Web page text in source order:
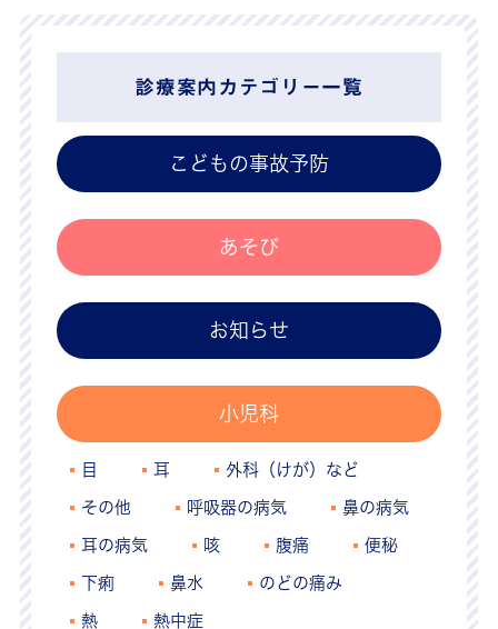
診療案内カテゴリー一覧
こどもの事故予防
あそび
お知らせ
小児科
目 耳 外科（けが）など
その他 呼吸器の病気 鼻の病気
耳の病気 咳 腹痛 便秘
下痢 鼻水 のどの痛み
熱 熱中症